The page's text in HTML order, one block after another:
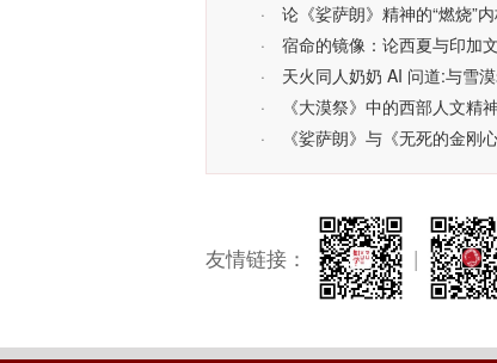
· 论《娑萨朗》精神的“燃烧”
· 宿命的镜像：论西夏与印加
· 天火同人奶奶 AI 问道:与雪
· 《大漠祭》中的西部人文精
· 《娑萨朗》与《无死的金刚
友情链接： |